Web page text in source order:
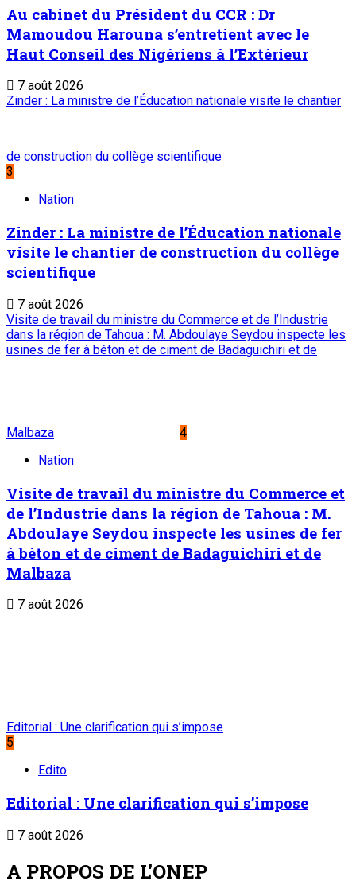
Au cabinet du Président du CCR : Dr
Mamoudou Harouna s’entretient avec le
Haut Conseil des Nigériens à l’Extérieur
7 août 2026
Zinder : La ministre de l’Éducation nationale visite le chantier
de construction du collège scientifique
3
Nation
Zinder : La ministre de l’Éducation nationale
visite le chantier de construction du collège
scientifique
7 août 2026
Visite de travail du ministre du Commerce et de l’Industrie
dans la région de Tahoua : M. Abdoulaye Seydou inspecte les
usines de fer à béton et de ciment de Badaguichiri et de
Malbaza
4
Nation
Visite de travail du ministre du Commerce et
de l’Industrie dans la région de Tahoua : M.
Abdoulaye Seydou inspecte les usines de fer
à béton et de ciment de Badaguichiri et de
Malbaza
7 août 2026
Editorial : Une clarification qui s’impose
5
Edito
Editorial : Une clarification qui s’impose
7 août 2026
A PROPOS DE L'ONEP